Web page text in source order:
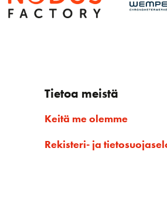
Tietoa meistä
Keitä me olemme
Rekisteri- ja